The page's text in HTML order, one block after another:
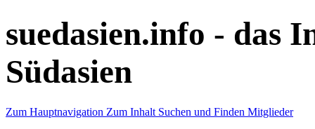
suedasien.info - das
Südasien
Zum Hauptnavigation Zum Inhalt Suchen und Finden Mitglieder